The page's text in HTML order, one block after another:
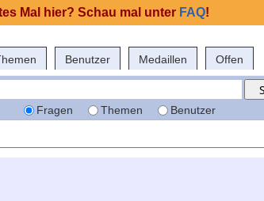
Benutzer Medaillen Offen
Fragen Themen Benutzer
Mal hier? Schau mal unter FAQ!